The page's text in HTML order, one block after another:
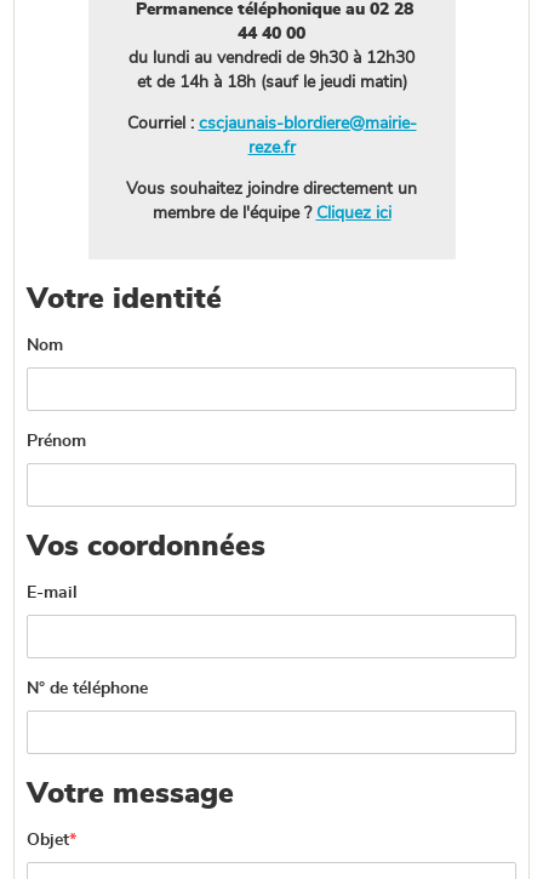
Permanence téléphonique au 02 28
44 40 00
du lundi au vendredi de 9h30 à 12h30
et de 14h à 18h (sauf le jeudi matin)
Courriel : cscjaunais-blordiere@mairie-
reze.fr
Vous souhaitez joindre directement un
membre de l'équipe ? Cliquez ici
Votre identité
Nom
Prénom
Vos coordonnées
E-mail
N° de téléphone
Votre message
Objet*